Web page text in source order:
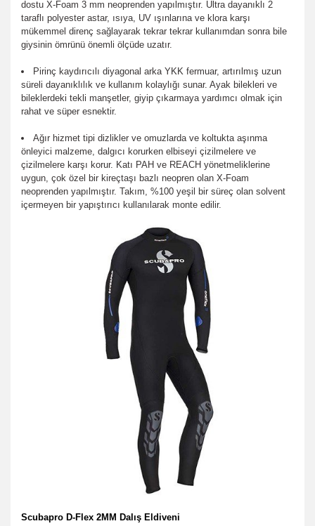
dostu X-Foam 3 mm neoprenden yapılmıştır. Ultra dayanıklı 2
taraflı polyester astar, ısıya, UV ışınlarına ve klora karşı
mükemmel direnç sağlayarak tekrar tekrar kullanımdan sonra bile
giysinin ömrünü önemli ölçüde uzatır.
Pirinç kaydırıcılı diyagonal arka YKK fermuar, artırılmış uzun
süreli dayanıklılık ve kullanım kolaylığı sunar. Ayak bilekleri ve
bileklerdeki tekli manşetler, giyip çıkarmaya yardımcı olmak için
rahat ve süper esnektir.
Ağır hizmet tipi dizlikler ve omuzlarda ve koltukta aşınma
önleyici malzeme, dalgıcı korurken elbiseyi çizilmelere ve
çizilmelere karşı korur. Katı PAH ve REACH yönetmeliklerine
uygun, çok özel bir kireçtaşı bazlı neopren olan X-Foam
neoprenden yapılmıştır. Takım, %100 yeşil bir süreç olan solvent
içermeyen bir yapıştırıcı kullanılarak monte edilir.
Scubapro D-Flex 2MM Dalış Eldiveni